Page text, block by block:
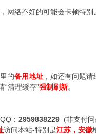
网络不好的可能会卡顿特别
的备用地址 ，如还有问题
清理缓存”强制刷新。
： 2959838229 (非支付问
访问本站-特别是江苏，安徽